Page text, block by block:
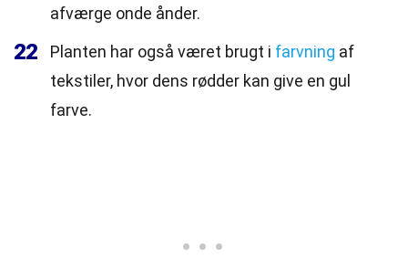
afværge onde ånder.
22 Planten har også været brugt i farvning af
tekstiler, hvor dens rødder kan give en gul
farve.